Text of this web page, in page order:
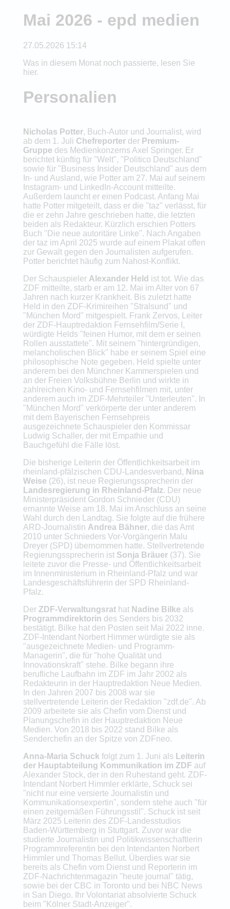
Mai 2026 - epd medien
27.05.2026 15:14
Was in diesem Monat noch passierte, lesen Sie
hier.
Personalien
Nicholas Potter, Buch-Autor und Journalist, wird
ab dem 1. Juli Chefreporterder Premium-
Gruppe des Medienkonzerns Axel Springer. Er
berichtet künftig für "Welt", "Politico Deutschland"
sowie für "Business Insider Deutschland" aus dem
In- und Ausland, wie Potter am 27. Mai auf seinem
Instagram- und LinkedIn-Account mitteilte.
Außerdem launcht er einen Podcast. Anfang Mai
hatte Potter mitgeteilt, dass er die "taz" verlässt, für
die er zehn Jahre geschrieben hatte, die letzten
beiden als Redakteur. Kürzlich erschien Potters
Buch "Die neue autoritäre Linke". Nach Angaben
der taz im April 2025 wurde auf einem Plakat offen
zur Gewalt gegen den Journalisten aufgerufen.
Potter berichtet häufig zum Nahost-Konflikt.
Der Schauspieler Alexander Held ist tot. Wie das
ZDF mitteilte, starb er am 12. Mai im Alter von 67
Jahren nach kurzer Krankheit. Bis zuletzt hatte
Held in den ZDF-Krimireihen "Stralsund" und
"München Mord" mitgespielt. Frank Zervos, Leiter
der ZDF-Hauptredaktion Fernsehfilm/Serie I,
würdigte Helds "feinen Humor, mit dem er seinen
Rollen ausstattete". Mit seinem "hintergründigen,
melancholischen Blick" habe er seinem Spiel eine
philosophische Note gegeben. Held spielte unter
anderem bei den Münchner Kammerspielen und
an der Freien Volksbühne Berlin und wirkte in
zahlreichen Kino- und Fernsehfilmen mit, unter
anderem auch im ZDF-Mehrteiler "Unterleuten". In
"München Mord" verkörperte der unter anderem
mit dem Bayerischen Fernsehpreis
ausgezeichnete Schauspieler den Kommissar
Ludwig Schaller, der mit Empathie und
Bauchgefühl die Fälle löst.
Die bisherige Leiterin der Öffentlichkeitsarbeit im
rheinland-pfälzischen CDU-Landesverband, Nina
Weise (26), ist neue Regierungssprecherin der
Landesregierung in Rheinland-Pfalz. Der neue
Ministerpräsident Gordon Schnieder (CDU)
ernannte Weise am 18. Mai im Anschluss an seine
Wahl durch den Landtag. Sie folgte auf die frühere
ARD-Journalistin Andrea Bähner, die das Amt
2010 unter Schnieders Vor-Vorgängerin Malu
Dreyer (SPD) übernommen hatte. Stellvertretende
Regierungssprecherin ist Sonja Bräuer(37). Sie
leitete zuvor die Presse- und Öffentlichkeitsarbeit
im Innenministerium in Rheinland-Pfalz und war
Landesgeschäftsführerin der SPD Rheinland-
Pfalz.
Der ZDF-Verwaltungsrathat Nadine Bilke als
Programmdirektorin des Senders bis 2032
bestätigt. Bilke hat den Posten seit Mai 2022 inne.
ZDF-Intendant Norbert Himmer würdigte sie als
"ausgezeichnete Medien- und Programm-
Managerin", die für "hohe Qualität und
Innovationskraft" stehe. Bilke begann ihre
berufliche Laufbahn im ZDF im Jahr 2002 als
Redakteurin in der Hauptredaktion Neue Medien.
In den Jahren 2007 bis 2008 war sie
stellvertretende Leiterin der Redaktion "zdf.de". Ab
2009 arbeitete sie als Chefin vom Dienst und
Planungschefin in der Hauptredaktion Neue
Medien. Von 2018 bis 2022 stand Bilke als
Senderchefin an der Spitze von ZDFneo.
Anna-Maria Schuck folgt zum 1. Juni als Leiterin
der Hauptabteilung Kommunikation im ZDF auf
Alexander Stock, der in den Ruhestand geht. ZDF-
Intendant Norbert Himmler erklärte, Schuck sei
"nicht nur eine versierte Journalistin und
Kommunikationsexpertin", sondern stehe auch "für
einen zeitgemäßen Führungsstil". Schuck ist seit
März 2025 Leiterin des ZDF-Landesstudios
Baden-Württemberg in Stuttgart. Zuvor war die
studierte Journalistin und Politikwissenschaftlerin
Programmreferentin bei den Intendanten Norbert
Himmler und Thomas Bellut. Überdies war sie
bereits als Chefin vom Dienst und Reporterin im
ZDF-Nachrichtenmagazin "heute journal" tätig,
sowie bei der CBC in Toronto und bei NBC News
in San Diego. Ihr Volontariat absolvierte Schuck
beim "Kölner Stadt-Anzeiger".